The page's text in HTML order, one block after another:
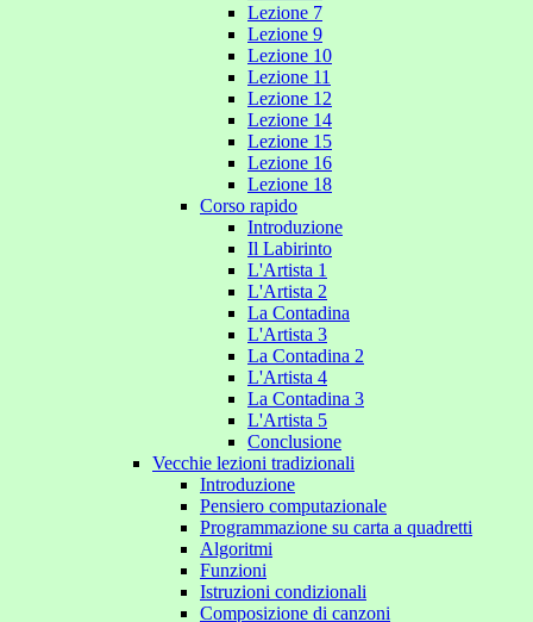
Lezione 7
Lezione 9
Lezione 10
Lezione 11
Lezione 12
Lezione 14
Lezione 15
Lezione 16
Lezione 18
Corso rapido
Introduzione
Il Labirinto
L'Artista 1
L'Artista 2
La Contadina
L'Artista 3
La Contadina 2
L'Artista 4
La Contadina 3
L'Artista 5
Conclusione
Vecchie lezioni tradizionali
Introduzione
Pensiero computazionale
Programmazione su carta a quadretti
Algoritmi
Funzioni
Istruzioni condizionali
Composizione di canzoni